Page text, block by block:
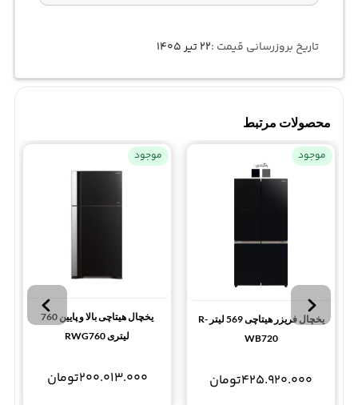
تاریخ بروزرسانی قیمت :۲۲ تیر ۱۴۰۵
محصولات مرتبط
موجود
یخچال فریزر هیتاچی 569 لیتر R-
WB720
425.920.000تومان
موجود
یخچال هیتاچی بالا و پایین 760
لیتری RWG760
200.013.000تومان